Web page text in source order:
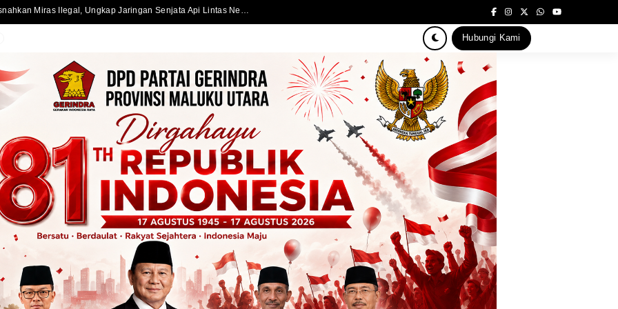
Satlantas Polres Halmahera Selatan Atur Lalu Lintas di SPBU Bacan, Arus Kendaraan Tetap Lancar
Hubungi Kami